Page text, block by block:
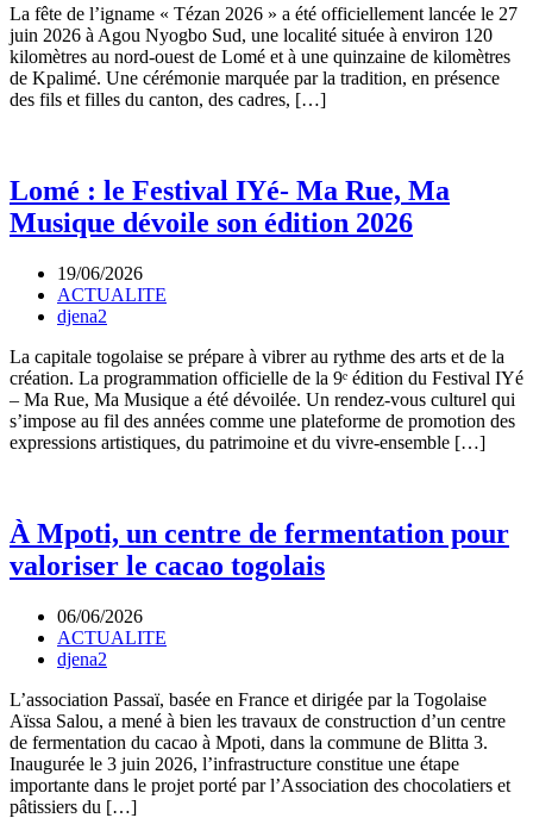
La fête de l’igname « Tézan 2026 » a été officiellement lancée le 27
juin 2026 à Agou Nyogbo Sud, une localité située à environ 120
kilomètres au nord-ouest de Lomé et à une quinzaine de kilomètres
de Kpalimé. Une cérémonie marquée par la tradition, en présence
des fils et filles du canton, des cadres, […]
Lomé : le Festival IYé- Ma Rue, Ma
Musique dévoile son édition 2026
19/06/2026
ACTUALITE
djena2
La capitale togolaise se prépare à vibrer au rythme des arts et de la
création. La programmation officielle de la 9ᵉ édition du Festival IYé
– Ma Rue, Ma Musique a été dévoilée. Un rendez-vous culturel qui
s’impose au fil des années comme une plateforme de promotion des
expressions artistiques, du patrimoine et du vivre-ensemble […]
À Mpoti, un centre de fermentation pour
valoriser le cacao togolais
06/06/2026
ACTUALITE
djena2
L’association Passaï, basée en France et dirigée par la Togolaise
Aïssa Salou, a mené à bien les travaux de construction d’un centre
de fermentation du cacao à Mpoti, dans la commune de Blitta 3.
Inaugurée le 3 juin 2026, l’infrastructure constitue une étape
importante dans le projet porté par l’Association des chocolatiers et
pâtissiers du […]